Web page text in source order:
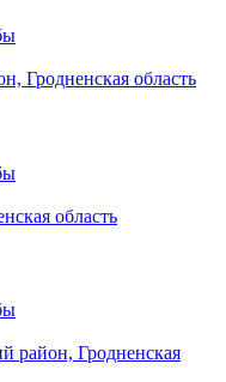
Гродненская область
область
район, Гродненская